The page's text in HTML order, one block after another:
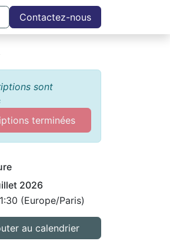
Contactez-nous
sont
terminées
2026
(Europe/Paris)
au calendrier